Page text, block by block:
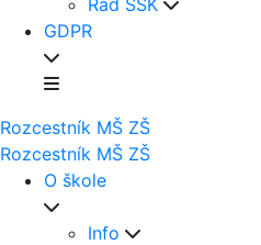
Řád ŠSK
GDPR
Rozcestník MŠ ZŠ
Rozcestník MŠ ZŠ
O škole
Info